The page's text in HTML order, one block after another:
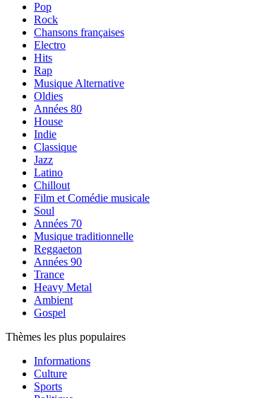
Pop
Rock
Chansons françaises
Electro
Hits
Rap
Musique Alternative
Oldies
Années 80
House
Indie
Classique
Jazz
Latino
Chillout
Film et Comédie musicale
Soul
Années 70
Musique traditionnelle
Reggaeton
Années 90
Trance
Heavy Metal
Ambient
Gospel
Thèmes les plus populaires
Informations
Culture
Sports